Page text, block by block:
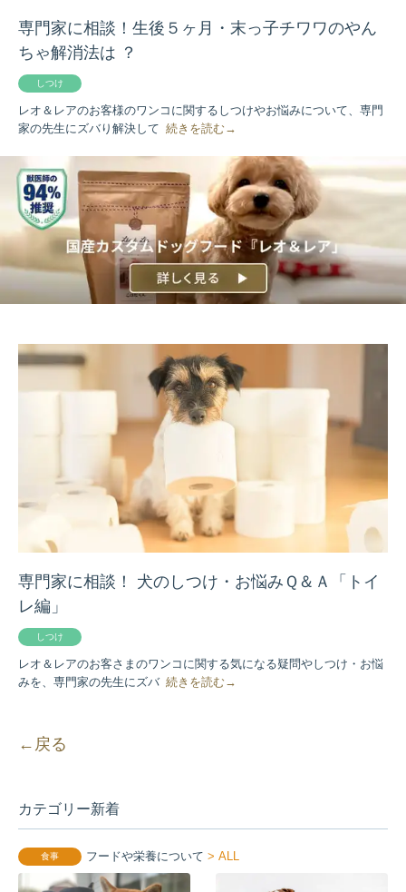
専門家に相談！生後５ヶ月・末っ子チワワのやん
ちゃ解消法は ？
しつけ
レオ＆レアのお客様のワンコに関するしつけやお悩みについて、専門
家の先生にズバり解決して 続きを読む→
専門家に相談！ 犬のしつけ・お悩みＱ＆Ａ「トイ
レ編」
しつけ
レオ＆レアのお客さまのワンコに関する気になる疑問やしつけ・お悩
みを、専門家の先生にズバ 続きを読む→
←戻る
カテゴリー新着
食事 フードや栄養について > ALL